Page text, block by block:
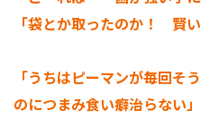
「袋とか取ったのか！ 賢い
「うちはピーマンが毎回
のにつまみ食い癖治らない」